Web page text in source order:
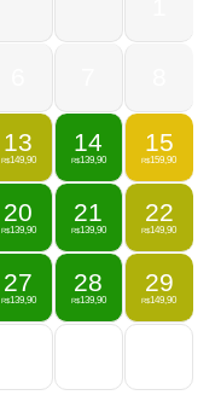
13
R$149,90
14
R$139,90
15
R$159,90
20
R$139,90
21
R$139,90
22
R$149,90
27
R$139,90
28
R$139,90
29
R$149,90